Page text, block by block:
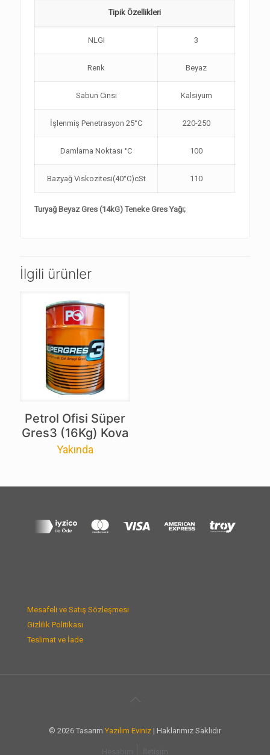
Tipik Özellikleri
NLGI 3
Renk Beyaz
Sabun Cinsi Kalsiyum
İşlenmiş Penetrasyon 25°C 220-250
Damlama Noktası °C 100
Bazyağ Viskozitesi(40°C)cSt 110
Turyağ Beyaz Gres (14kG) Teneke Gres Yağı;
İlgili ürünler
Petrol Ofisi Süper
Gres3 (16Kg) Kova
Yakında
Mesafeli ve Satış Sözleşmesi
Gizlilik Politikası
Teslimat ve İade
© 2026 Tasarım Yazılım Eviniz | Haklarımız Saklıdır
Hesabım İletişim